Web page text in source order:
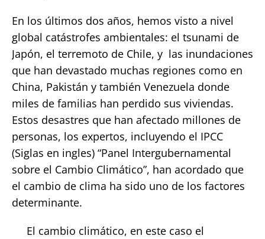
En los últimos dos años, hemos visto a nivel
global catástrofes ambientales: el tsunami de
Japón, el terremoto de Chile, y las inundaciones
que han devastado muchas regiones como en
China, Pakistán y también Venezuela donde
miles de familias han perdido sus viviendas.
Estos desastres que han afectado millones de
personas, los expertos, incluyendo el IPCC
(Siglas en ingles) “Panel Intergubernamental
sobre el Cambio Climático”, han acordado que
el cambio de clima ha sido uno de los factores
determinante.
El cambio climático, en este caso el